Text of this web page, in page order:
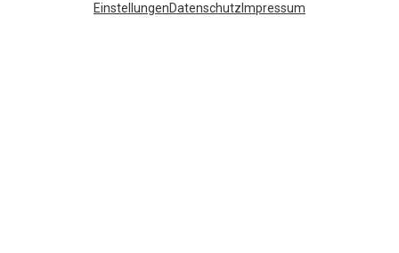
EinstellungenDatenschutz Impressum